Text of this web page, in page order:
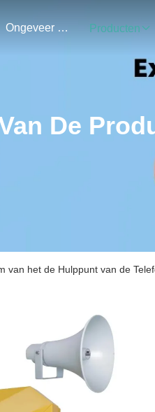
Ongeveer Ons Producten
De
van het de Hulppunt van de